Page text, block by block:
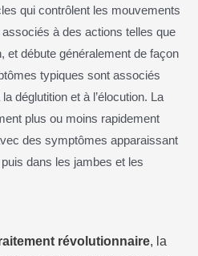
qui contrôlent les mouvements
à des actions telles que
et débute généralement de façon
typiques sont associés
déglutition et à l’élocution. La
plus ou moins rapidement
des symptômes apparaissant
dans les jambes et les
révolutionnaire, la